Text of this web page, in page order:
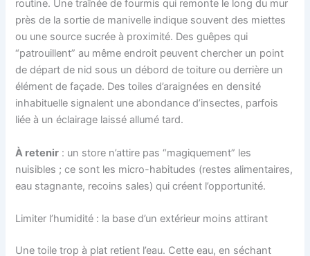
routine. Une traînée de fourmis qui remonte le long du mur
près de la sortie de manivelle indique souvent des miettes
ou une source sucrée à proximité. Des guêpes qui
“patrouillent” au même endroit peuvent chercher un point
de départ de nid sous un débord de toiture ou derrière un
élément de façade. Des toiles d’araignées en densité
inhabituelle signalent une abondance d’insectes, parfois
liée à un éclairage laissé allumé tard.
À retenir : un store n’attire pas “magiquement” les
nuisibles ; ce sont les micro-habitudes (restes alimentaires,
eau stagnante, recoins sales) qui créent l’opportunité.
Limiter l’humidité : la base d’un extérieur moins attirant
Une toile trop à plat retient l’eau. Cette eau, en séchant